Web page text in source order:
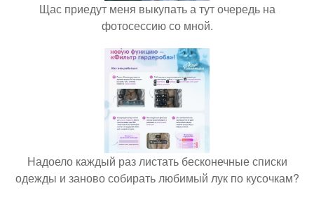
Щас приедут меня выкупать а тут очередь на
фотосессию со мной.
Надоело каждый раз листать бесконечные списки
одежды и заново собирать любимый лук по кусочкам?